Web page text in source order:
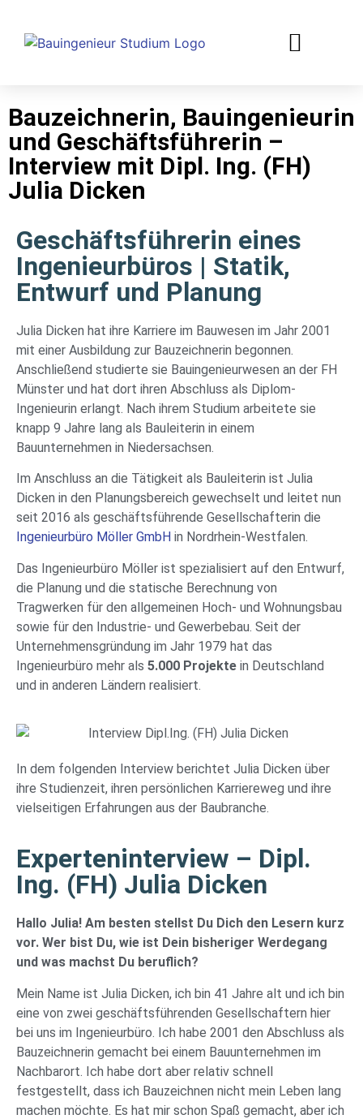
Bauzeichnerin, Bauingenieurin
und Geschäftsführerin –
Interview mit Dipl. Ing. (FH)
Julia Dicken
Geschäftsführerin eines
Ingenieurbüros | Statik,
Entwurf und Planung
Julia Dicken hat ihre Karriere im Bauwesen im Jahr 2001
mit einer Ausbildung zur Bauzeichnerin begonnen.
Anschließend studierte sie Bauingenieurwesen an der FH
Münster und hat dort ihren Abschluss als Diplom-
Ingenieurin erlangt. Nach ihrem Studium arbeitete sie
knapp 9 Jahre lang als Bauleiterin in einem
Bauunternehmen in Niedersachsen.
Im Anschluss an die Tätigkeit als Bauleiterin ist Julia
Dicken in den Planungsbereich gewechselt und leitet nun
seit 2016 als geschäftsführende Gesellschafterin die
Ingenieurbüro Möller GmbH in Nordrhein-Westfalen.
Das Ingenieurbüro Möller ist spezialisiert auf den Entwurf,
die Planung und die statische Berechnung von
Tragwerken für den allgemeinen Hoch- und Wohnungsbau
sowie für den Industrie- und Gewerbebau. Seit der
Unternehmensgründung im Jahr 1979 hat das
Ingenieurbüro mehr als 5.000 Projekte in Deutschland
und in anderen Ländern realisiert.
In dem folgenden Interview berichtet Julia Dicken über
ihre Studienzeit, ihren persönlichen Karriereweg und ihre
vielseitigen Erfahrungen aus der Baubranche.
Experteninterview – Dipl.
Ing. (FH) Julia Dicken
Hallo Julia! Am besten stellst Du Dich den Lesern kurz
vor. Wer bist Du, wie ist Dein bisheriger Werdegang
und was machst Du beruflich?
Mein Name ist Julia Dicken, ich bin 41 Jahre alt und ich bin
eine von zwei geschäftsführenden Gesellschaftern hier
bei uns im Ingenieurbüro. Ich habe 2001 den Abschluss als
Bauzeichnerin gemacht bei einem Bauunternehmen im
Nachbarort. Ich habe dort aber relativ schnell
festgestellt, dass ich Bauzeichnen nicht mein Leben lang
machen möchte. Es hat mir schon Spaß gemacht, aber ich